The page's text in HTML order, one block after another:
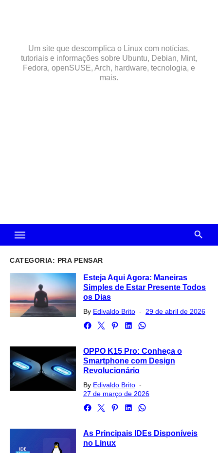
Um site que descomplica o Linux com notícias,
tutoriais e informações sobre Ubuntu, Debian, Mint,
Fedora, openSUSE, Arch, hardware, tecnologia, e
mais.
CATEGORIA: PRA PENSAR
Esteja Aqui Agora: Maneiras
Simples de Estar Presente Todos
os Dias
By Edivaldo Brito
Posted
29 de abril de 2026
OPPO K15 Pro: Conheça o
Smartphone com Design
Revolucionário
By Edivaldo Brito
on
27 de março de 2026
As Principais IDEs Disponíveis
no Linux